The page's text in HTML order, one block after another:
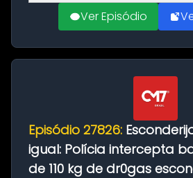
Ver Episódio
Episódio 27826:
igual: Polícia intercepta
de 110 kg de dr0gas